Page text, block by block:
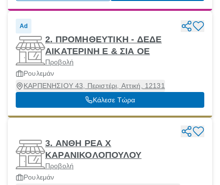
Ad
2. ΠΡΟΜΗΘΕΥΤΙΚΗ - ΔΕΔΕ
ΑΙΚΑΤΕΡΙΝΗ Ε & ΣΙΑ ΟΕ
Προβολή
Ρουλεμάν
ΚΑΡΠΕΝΗΣΙΟΥ 43, Περιστέρι, Αττική, 12131
Κάλεσε Τώρα
3. ΑΝΘΗ ΡΕΑ Χ
ΚΑΡΑΝΙΚΟΛΟΠΟΥΛΟΥ
Προβολή
Ρουλεμάν